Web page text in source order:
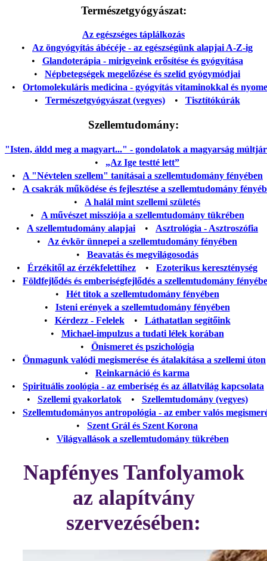
Természetgyógyászat:
Az egészséges táplálkozás
• Az öngyógyítás ábécéje - az egészségünk alapjai A-Z-ig
• Glandoterápia - mirigyeink erősítése és gyógyítása
• Népbetegségek megelőzése és szelíd gyógymódjai
• Ortomolekuláris medicina - gyógyítás vitaminokkal és
• Természetgyógyászat (vegyes)• Tisztítókúrák
Szellemtudomány:
"Isten, áldd meg a magyart..." - gondolatok a magyarság
• „Az Ige testté lett”
• A "Névtelen szellem" tanításai a szellemtudomány fényében
• A csakrák működése és fejlesztése a szellemtudomány
• A halál mint szellemi születés
• A művészet missziója a szellemtudomány tükrében
• A szellemtudomány alapjai • Asztrológia - Asztroszófia
• Az évkör ünnepei a szellemtudomány fényében
• Beavatás és megvilágosodás
• Érzékitől az érzékfelettihez • Ezoterikus kereszténység
• Földfejlődés és emberiségfejlődés a szellemtudomány
• Hét titok a szellemtudomány fényében
• Isteni erények a szellemtudomány fényében
• Kérdezz - Felelek• Láthatatlan segítőink
• Michael-impulzus a tudati lélek korában
• Önismeret és pszichológia
• Önmagunk valódi megismerése és átalakítása a szellemi úton
• Reinkarnáció és karma
• Spirituális zoológia - az emberiség és az állatvilág kapcsolata
• Szellemi gyakorlatok• Szellemtudomány (vegyes)
• Szellemtudományos antropológia - az ember valós
• Szent Grál és Szent Korona
• Világvallások a szellemtudomány tükrében
Napfényes Tanfolyamok
az alapítvány
szervezésében: